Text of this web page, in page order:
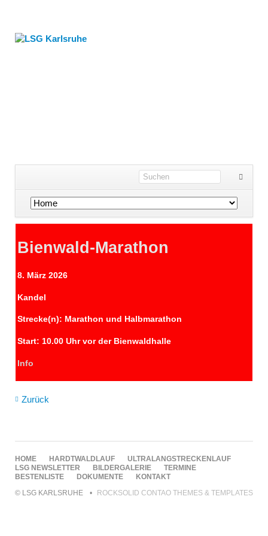
Navigation
Bienwald-Marathon
8. März 2026
Kandel
Strecke(n): Marathon und Halbmarathon
Start: 10.00 Uhr vor der Bienwaldhalle
Info
Zurück
NAVIGATION
ÜBERSPRINGEN
HOME HARDTWALDLAUF
ULTRALANGSTRECKENLAUF
LSG NEWSLETTER
BILDERGALERIE
TERMINE
BESTENLISTE
DOKUMENTE
KONTAKT
© LSG KARLSRUHE
ROCKSOLID CONTAO THEMES & TEMPLATES